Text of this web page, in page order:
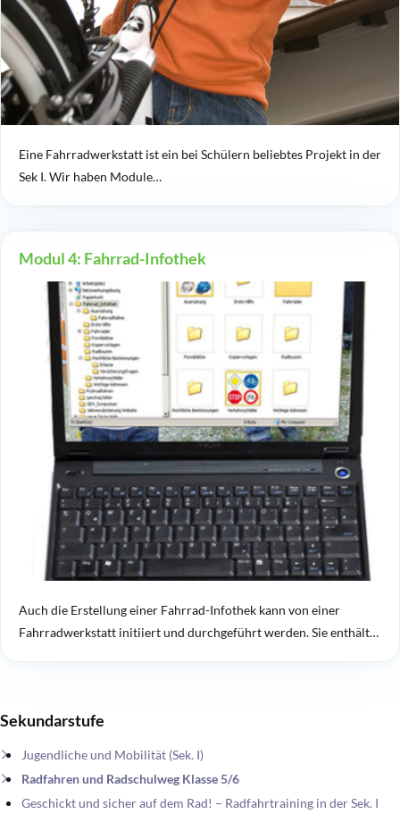
Sekundarstufe
Jugendliche und Mobilität (Sek. I)
Radfahren und Radschulweg Klasse 5/6
Geschickt und sicher auf dem Rad! – Radfahrtraining in der Sek. I
Eine Fahrradwerkstatt ist ein bei Schülern beliebtes Projekt in der
Sek I. Wir haben Module…
Modul 4: Fahrrad-Infothek
Auch die Erstellung einer Fahrrad-Infothek kann von einer
Fahrradwerkstatt initiiert und durchgeführt werden. Sie enthält…